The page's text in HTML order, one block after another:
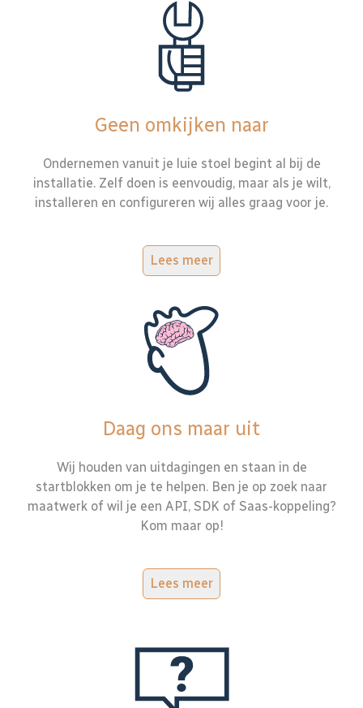
Geen omkijken naar
Ondernemen vanuit je luie stoel begint al bij de
installatie. Zelf doen is eenvoudig, maar als je wilt,
installeren en configureren wij alles graag voor je.
Lees meer
Daag ons maar uit
Wij houden van uitdagingen en staan in de
startblokken om je te helpen. Ben je op zoek naar
maatwerk of wil je een API, SDK of Saas-koppeling?
Kom maar op!
Lees meer